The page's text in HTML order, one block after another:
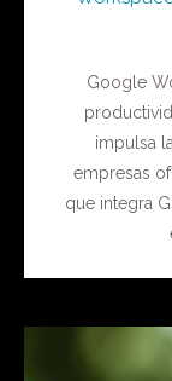
Google
impulsa
empresas
que integra